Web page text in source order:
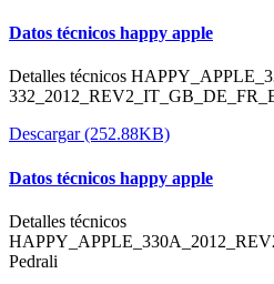
Datos técnicos happy apple
Detalles técnicos
Descargar (252.88KB)
Datos técnicos happy apple
Detalles técnicos
Pedrali